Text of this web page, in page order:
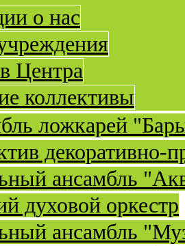
о нас
Центра
коллективы
ложкарей
декоративно-
ансамбль
духовой оркестр
ансамбль